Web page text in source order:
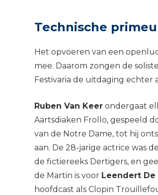
Technische
Het opvoeren van een
mee. Daarom zongen de
Festivaria de uitdaging echter
Ruben Van Keerondergaat
Aartsdiaken Frollo, gespeeld
van de Notre Dame, tot hij
aan. De 28-jarige actrice was
de fictiereeks Dertigers, en
de Martin is voor Leendert De
hoofdcast als Clopin